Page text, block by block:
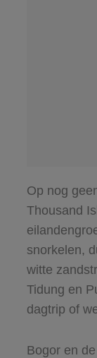
Op nog
Thousand
snorkelen,
witte
Tidung en
dagtrip of
Bogor en